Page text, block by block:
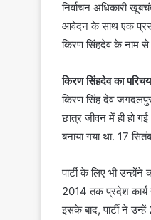
निर्वाचन अधिकारी
आवेदन के साथ एक
किरण सिंहदेव के नाम से
किरण सिंहदेव का परिचय
किरण सिंह देव
छात्र जीवन में ही हो
बनाया गया था. 17
पार्टी के लिए भी
2014 तक प्रदेश कार्य
इसके बाद, पार्टी ने